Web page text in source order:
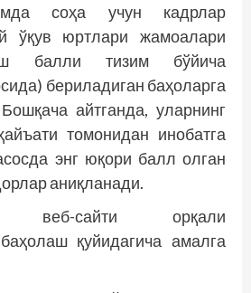
соҳа учун кадрлар
ўқув юртлари жамоалари
балли тизим бўйича
бериладиган баҳоларга
айтганда, уларнинг
томонидан инобатга
энг юқори балл олган
аниқланади.
веб-сайти орқали
қуйидагича амалга